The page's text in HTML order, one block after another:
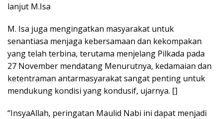
lanjut M.Isa
M. Isa juga mengingatkan masyarakat untuk
senantiasa menjaga kebersamaan dan kekompakan
yang telah terbina, terutama menjelang Pilkada pada
27 November mendatang Menurutnya, kedamaian dan
ketentraman antarmasyarakat sangat penting untuk
mendukung kondisi yang kondusif, ujarnya. []
“InsyaAllah, peringatan Maulid Nabi ini dapat menjadi